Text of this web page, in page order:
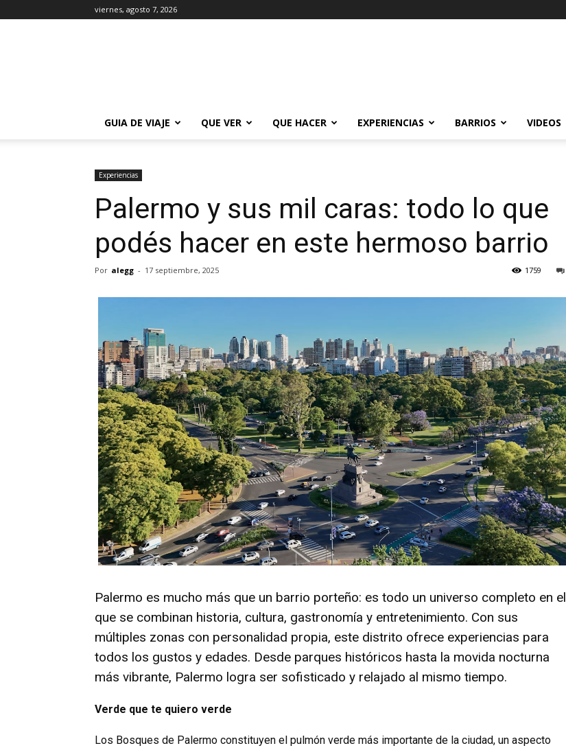
viernes, agosto 7, 2026
GUIA DE VIAJE
QUE VER QUE HACER EXPERIENCIAS BARRIOS VIDEOS
Experiencias
Palermo y sus mil caras: todo lo que
podés hacer en este hermoso barrio
Por alegg - 17 septiembre, 2025 1759
Palermo es mucho más que un barrio porteño: es todo un universo completo en el
que se combinan historia, cultura, gastronomía y entretenimiento. Con sus
múltiples zonas con personalidad propia, este distrito ofrece experiencias para
todos los gustos y edades. Desde parques históricos hasta la movida nocturna
más vibrante, Palermo logra ser sofisticado y relajado al mismo tiempo.
Verde que te quiero verde
Los Bosques de Palermo constituyen el pulmón verde más importante de la ciudad, un aspecto